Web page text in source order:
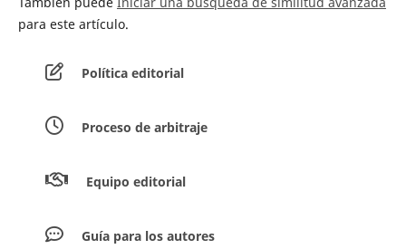
para este artículo.
Política editorial
Proceso de arbitraje
Equipo editorial
Guía para los autores